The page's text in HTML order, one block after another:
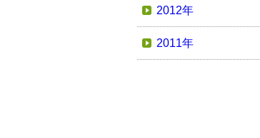
2012年
2011年